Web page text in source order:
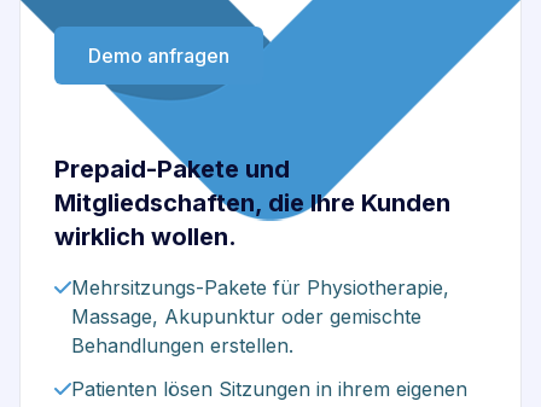
Demo anfragen
Prepaid-Pakete und
Mitgliedschaften, die Ihre Kunden
wirklich wollen.
Mehrsitzungs-Pakete für Physiotherapie,
Massage, Akupunktur oder gemischte
Behandlungen erstellen.
Patienten lösen Sitzungen in ihrem eigenen